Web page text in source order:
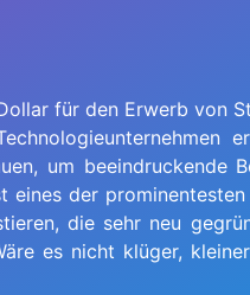
für den Erwerb von
um beeindruckende
der
die sehr neu
es nicht klüger,